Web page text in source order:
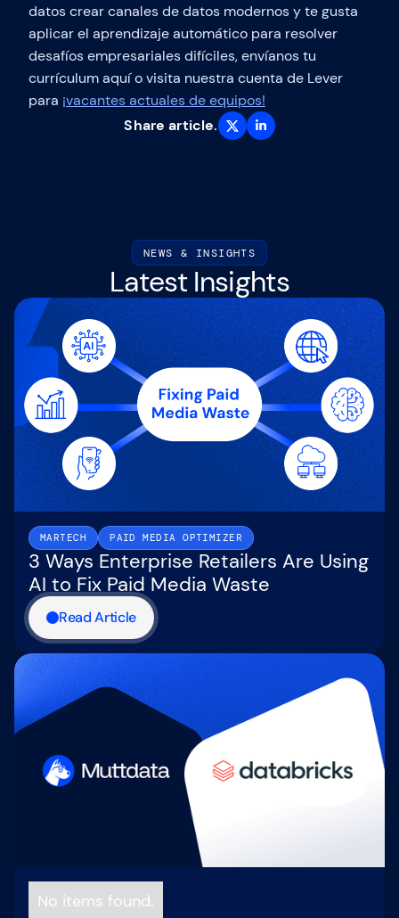
datos crear canales de datos modernos y te gusta
aplicar el aprendizaje automático para resolver
desafíos empresariales difíciles, envíanos tu
currículum aquí o visita nuestra cuenta de Lever
para ¡vacantes actuales de equipos!
Share article.
NEWS & INSIGHTS
Latest Insights
MARTECH PAID MEDIA OPTIMIZER
3 Ways Enterprise Retailers Are Using
AI to Fix Paid Media Waste
Read Article
No items found.